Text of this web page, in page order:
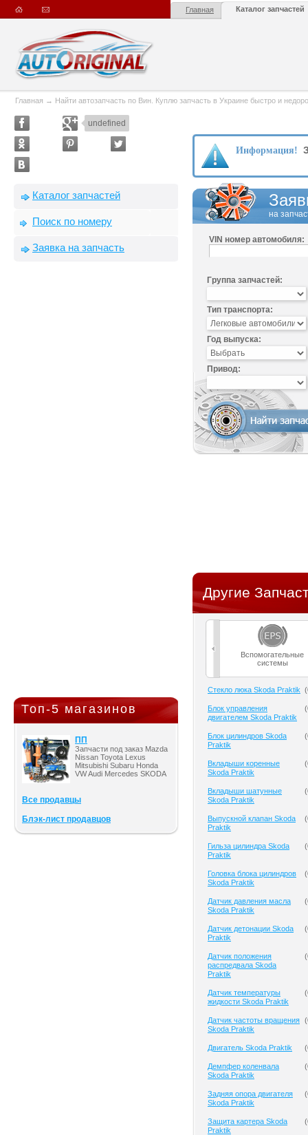
Главная Каталог запчастей
Главная → Найти автозапчасть по Вин. Куплю запчасть в Украине быстро и
undefined
Каталог запчастей
Поиск по номеру
Заявка на запчасть
Топ-5 магазинов
ПП
Запчасти под заказ Mazda
Nissan Toyota Lexus
Mitsubishi Subaru Honda
VW Audi Mercedes SKODA
Все продавцы
Блэк-лист продавцов
Информация!
на
VIN номер автомобиля:
Группа запчастей:
Тип транспорта:
Год выпуска:
Привод:
Другие
Вспомогательные
системы
Cтекло люка Skoda Praktik (
Блок управления
двигателем Skoda Praktik
(
Блок цилиндров Skoda
Praktik
(
Вкладыши коренные
Skoda Praktik
(
Вкладыши шатунные
Skoda Praktik
(
Выпускной клапан Skoda
Praktik
(
Гильза цилиндра Skoda
Praktik
(
Головка блока цилиндров
Skoda Praktik
(
Датчик давления масла
Skoda Praktik
(
Датчик детонации Skoda
Praktik
(
Датчик положения
распредвала Skoda
Praktik
(
Датчик температуры
жидкости Skoda Praktik
(
Датчик частоты вращения
Skoda Praktik
(
Двигатель Skoda Praktik (
Демпфер коленвала
Skoda Praktik
(
Задняя опора двигателя
Skoda Praktik
(
Защита картера Skoda
Praktik
(